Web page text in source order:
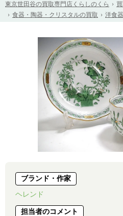
東京世田谷の買取専門店くらしのくら
食器・陶器・クリスタルの買取
洋食
ブランド・作家
ヘレンド
担当者のコメント